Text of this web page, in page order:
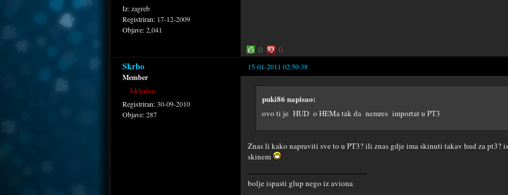
Iz:zagreb
Registriran: 17-12-2009
Objave:2,041
0 0
Skrbo 15-01-2011 02:50:38
Member
Isključen
Registriran:30-09-2010
Objave:287
puki86 napisao:
ovo ti je HUD o HEMa tak da nemres importat u PT3
Znas li kako napraviti sve to u PT3? ili znas gdje ima skinuti takav hud za pt3?
skinem
bolje ispasti glup nego iz aviona